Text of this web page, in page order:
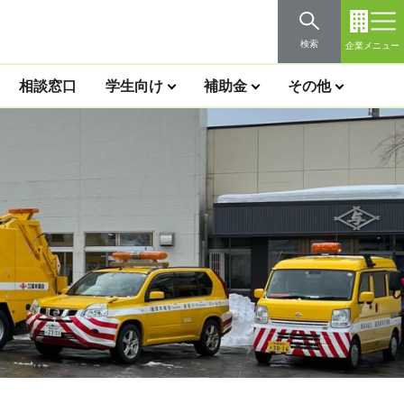
検索 企業メニュー
相談窓口 学生向け 補助金 その他